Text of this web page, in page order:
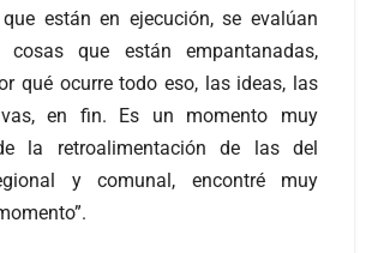
están en ejecución, se evalúan
que están empantanadas,
qué ocurre todo eso, las ideas, las
en fin. Es un momento muy
la retroalimentación de las del
y comunal, encontré muy